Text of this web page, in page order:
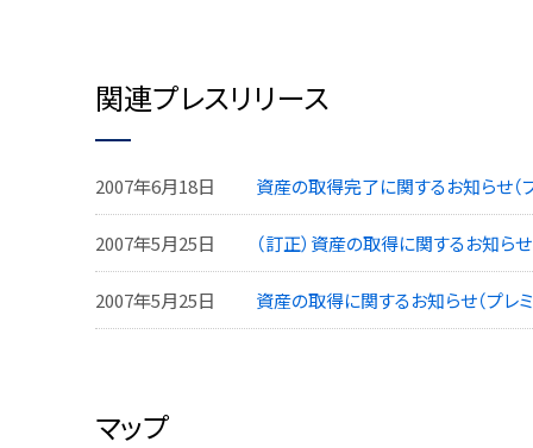
関連プレスリリース
2007年6月18日 資産の取得完了に関するお知らせ（
2007年5月25日 （訂正）資産の取得に関するお知ら
2007年5月25日 資産の取得に関するお知らせ（プレ
マップ